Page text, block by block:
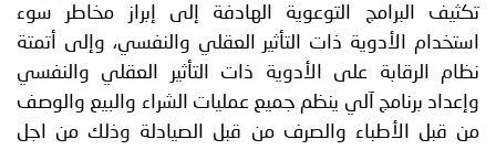
تكثيف البرامج التوعوية الهادفة إلى إبراز مخاطر سوء
استخدام الأدوية ذات التأثير العقلي والنفسي، وإلى أتمتة
نظام الرقابة على الأدوية ذات التأثير العقلي والنفسي
وإعداد برنامج آلي ينظم جميع عمليات الشراء والبيع والوصف
من قبل الأطباء والصرف من قبل الصيادلة وذلك من اجل